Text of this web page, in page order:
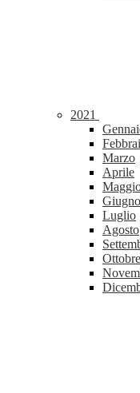
2021
Marzo
Aprile
Giugno
Luglio
Agosto
Ottobre